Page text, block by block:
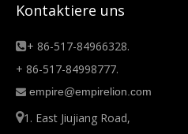
Kontaktiere uns
+ 86-517-84966328.
+ 86-517-84998777.
 empire@empirelion.com
1. East Jiujiang Road,